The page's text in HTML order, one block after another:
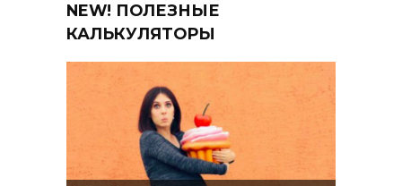
NEW! ПОЛЕЗНЫЕ
КАЛЬКУЛЯТОРЫ